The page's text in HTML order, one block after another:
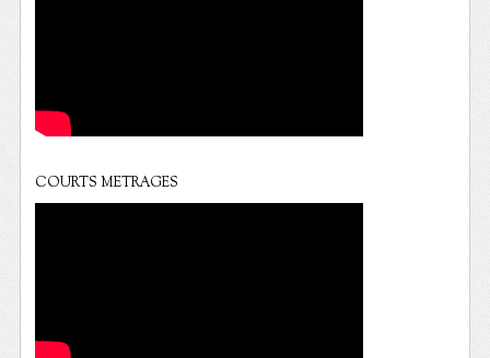
COURTS METRAGES